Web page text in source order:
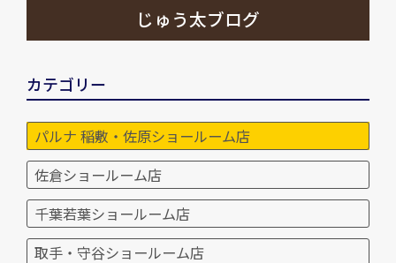
じゅう太ブログ
カテゴリー
パルナ 稲敷・佐原ショールーム店
佐倉ショールーム店
千葉若葉ショールーム店
取手・守谷ショールーム店